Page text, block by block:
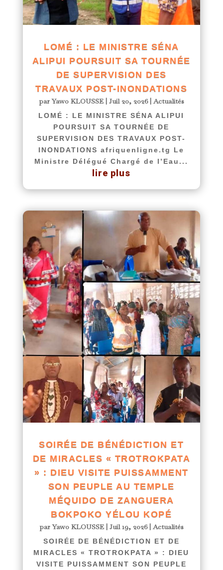
LOMÉ : LE MINISTRE SÉNA
ALIPUI POURSUIT SA TOURNÉE
DE SUPERVISION DES
TRAVAUX POST-INONDATIONS
parYawo KLOUSSE| Juil 20, 2026|Actualités
LOMÉ : LE MINISTRE SÉNA ALIPUI
POURSUIT SA TOURNÉE DE
SUPERVISION DES TRAVAUX POST-
INONDATIONS afriquenligne.tg Le
Ministre Délégué Chargé de l’Eau...
lire plus
SOIRÉE DE BÉNÉDICTION ET
DE MIRACLES « TROTROKPATA
» : DIEU VISITE PUISSAMMENT
SON PEUPLE AU TEMPLE
MÉQUIDO DE ZANGUERA
BOKPOKO YÉLOU KOPÉ
parYawo KLOUSSE| Juil 19, 2026|Actualités
SOIRÉE DE BÉNÉDICTION ET DE
MIRACLES « TROTROKPATA » : DIEU
VISITE PUISSAMMENT SON PEUPLE